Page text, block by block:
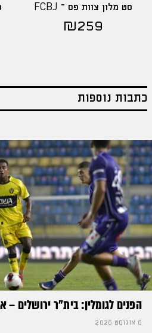
סט מלון צוות פס – FCBJ
₪259
כתבות נוספות
הפנים לגומלין: בית״ר ירושלים –
6 אוגוסט 2026